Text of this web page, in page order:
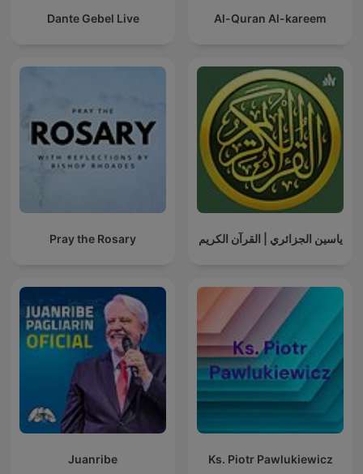
Dante Gebel Live Al-Quran Al-kareem
Pray the Rosary ياسين الجزائري | القرآن الكريم
Juanribe Ks. Piotr Pawlukiewicz